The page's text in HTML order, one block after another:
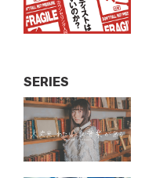
SERIES